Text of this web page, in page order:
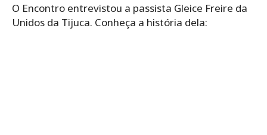
O Encontro entrevistou a passista Gleice Freire da
Unidos da Tijuca. Conheça a história dela: